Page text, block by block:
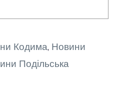
Кодима, Новини
Подільська